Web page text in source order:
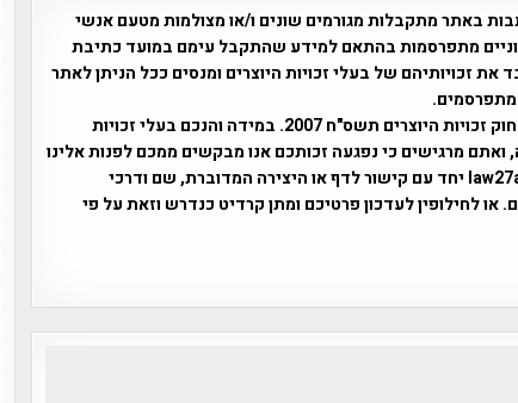
באתר מתקבלות מגורמים שונים ו/או מצולמות מטעם אנשי
מתפרסמות בהתאם למידע שהתקבל עימם במועד כתיבת
זכויותיהם של בעלי זכויות היוצרים ומנסים ככל הניתן לאתר
השימוש נעשה על פי עדכון 5 לסעיף 27א לחוק זכויות היוצרים תשס"ח 2007. במידה והנכם בעלי זכויות
ואתם מרגישים כי נפגעה זכותכם אנו מבקשים ממכם לפנות אלינו
באמצעות דואר אלקטרוני law27a at mapah.co.il יחד עם קישור לדף או היצירה המדוברת, שם ודרכי
או לחילופין לעדכון פרטיכם ומתן קרדיט כנדרש וזאת על פי